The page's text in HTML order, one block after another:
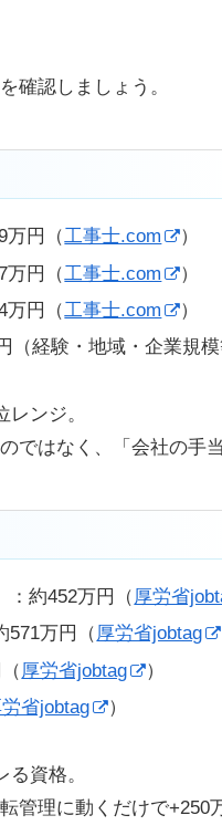
確認しましょう。
万円（工事士.com
）
万円（工事士.com
）
万円（工事士.com
）
（経験・地域・企業規模
ンジ。
ではなく、「会社の手
：約452万円（ 厚労省
571万円（厚労省jobtag
厚労省jobtag
）
省jobtag ）
資格。
管理に動くだけで+250